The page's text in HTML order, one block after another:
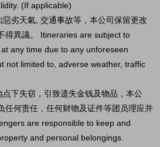
(If applicable)
劣天氣, 交通事故等，本公司保留更改
得異議。 Itineraries are subject to
any time due to any unforeseen
not limited to, adverse weather, traffic
下失窃，引致遗失金钱及物品，本公
任何责任，任何财物及证件等团员理应并
are responsible to keep and
and personal belongings.